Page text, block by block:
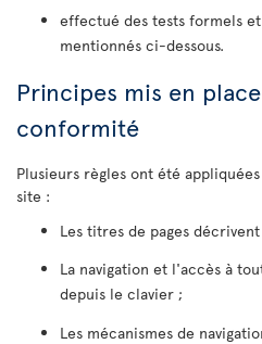
effectué des tests formels
mentionnés ci-dessous.
Principes mis en
conformité
Plusieurs règles ont été
site :
Les titres de pages
La navigation et l'accès à
depuis le clavier ;
Les mécanismes de